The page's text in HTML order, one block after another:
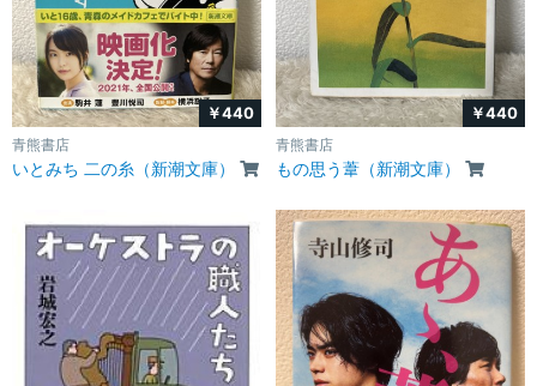
￥440
青熊書店
いとみち 二の糸（新潮文庫）
￥440
青熊書店
もの思う葦（新潮文庫）